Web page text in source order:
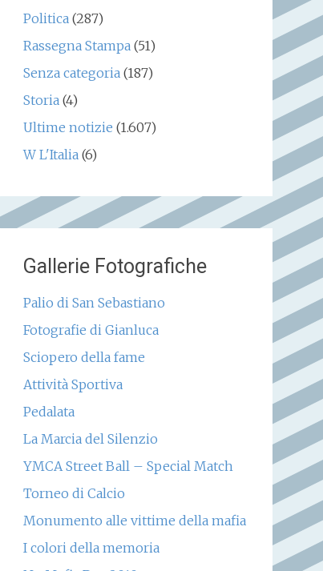
Politica(287)
Rassegna Stampa(51)
Senza categoria(187)
Storia(4)
Ultime notizie (1.607)
W L'Italia(6)
Gallerie Fotografiche
Palio di San Sebastiano
Fotografie di Gianluca
Sciopero della fame
Attività Sportiva
Pedalata
La Marcia del Silenzio
YMCA Street Ball – Special Match
Torneo di Calcio
Monumento alle vittime della mafia
I colori della memoria